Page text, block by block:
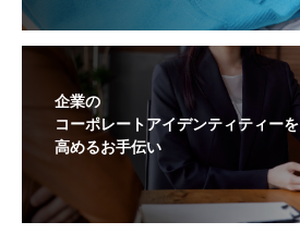
企業の
コーポレートアイデンティティーを
高めるお手伝い